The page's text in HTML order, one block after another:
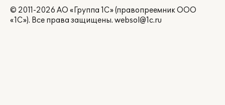
© 2011-2026 АО «Группа 1С» (правопреемник ООО
«1С»). Все права защищены. websol@1c.ru